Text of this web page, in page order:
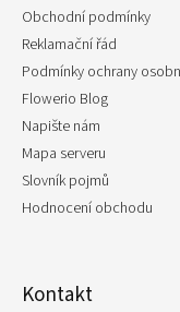
Obchodní podmínky
Reklamační řád
Podmínky ochrany
Flowerio Blog
Napište nám
Mapa serveru
Slovník pojmů
Hodnocení obchodu
Kontakt